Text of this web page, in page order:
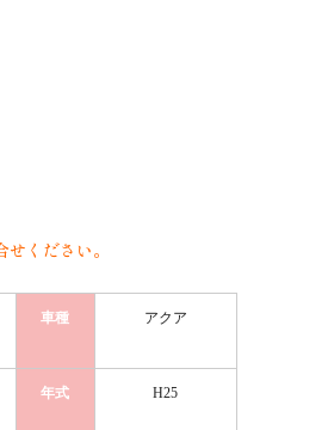
ください。
車種 アクア
年式 H25